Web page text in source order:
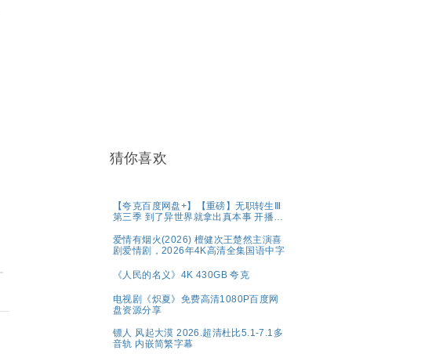
猜你喜欢
【夸克百度网盘+】【重磅】无职转生Ⅲ
第三季 到了异世界就拿出真本事 开播2
爱情有烟火(2026) 檀健次王楚然主演喜
剧爱情剧，2026年4K高清全集国语中字
《人民的名义》4K 430GB 夸克
电视剧《炽夏》免费高清1080P百度网
盘资源分享
镖人 风起大漠 2026.超清杜比5.1-7.1多
音轨 内嵌简繁字幕